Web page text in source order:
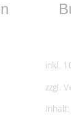
inkl.
zzgl.